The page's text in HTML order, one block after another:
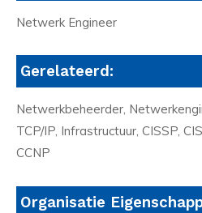
Netwerk Engineer
Gerelateerd:
Netwerkbeheerder,
TCP/IP, Infrastructuur, CISSP,
CCNP
Organisatie